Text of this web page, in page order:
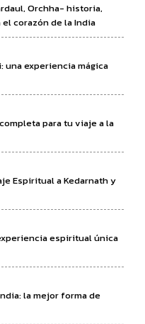
Orchha- historia,
corazón de la India
una experiencia mágica
para tu viaje a la
Espiritual a Kedarnath y
espiritual única
la mejor forma de